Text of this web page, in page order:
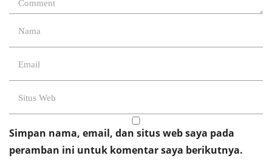
Simpan nama, email, dan situs web saya pada
peramban ini untuk komentar saya berikutnya.